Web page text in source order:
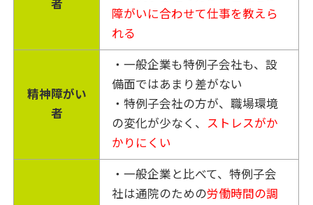
者
障がいに合わせて仕事を教えら
れる
精神障がい
者
・一般企業も特例子会社も、設
備面ではあまり差がない
・特例子会社の方が、職場環境
の変化が少なく、
ストレスがか
かりにくい
・一般企業と比べて、特例子会
社は通院のための労働時間の調